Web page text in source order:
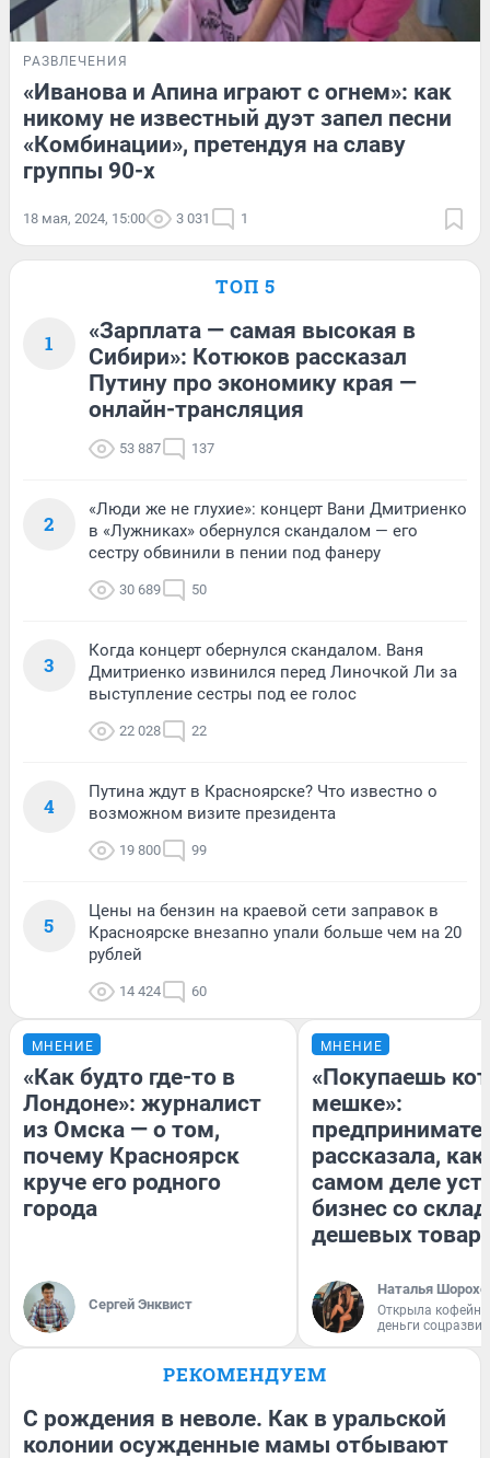
РАЗВЛЕЧЕНИЯ
«Иванова и Апина играют с огнем»: как
никому не известный дуэт запел песни
«Комбинации», претендуя на славу
группы 90-х
18 мая, 2024, 15:00 3 031 1
ТОП 5
1
«Зарплата — самая высокая в
Сибири»: Котюков рассказал
Путину про экономику края —
онлайн-трансляция
53 887 137
2
«Люди же не глухие»: концерт Вани Дмитриенко
в «Лужниках» обернулся скандалом — его
сестру обвинили в пении под фанеру
30 689 50
3
Когда концерт обернулся скандалом. Ваня
Дмитриенко извинился перед Линочкой Ли за
выступление сестры под ее голос
22 028 22
4
Путина ждут в Красноярске? Что известно о
возможном визите президента
19 800 99
5
Цены на бензин на краевой сети заправок в
Красноярске внезапно упали больше чем на 20
рублей
14 424 60
МНЕНИЕ
«Как будто где-то в
Лондоне»: журналист
из Омска — о том,
почему Красноярск
круче его родного
города
Сергей Энквист
МНЕНИЕ
«Покупаешь
мешке»:
рассказала, как
самом деле
бизнес со
дешевых
Наталья
Открыла
деньги
РЕКОМЕНДУЕМ
С рождения в неволе. Как в уральской
колонии осужденные мамы отбывают